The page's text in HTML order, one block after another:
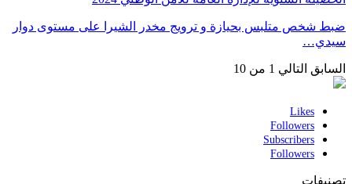
ضبط شخص متلبس بحيازة و ترويج مخدر الشيرا على مستوى دوار
سيدي…
السابق التالي 1 من 10
Likes
Followers
Subscribers
Followers
تصنيفات